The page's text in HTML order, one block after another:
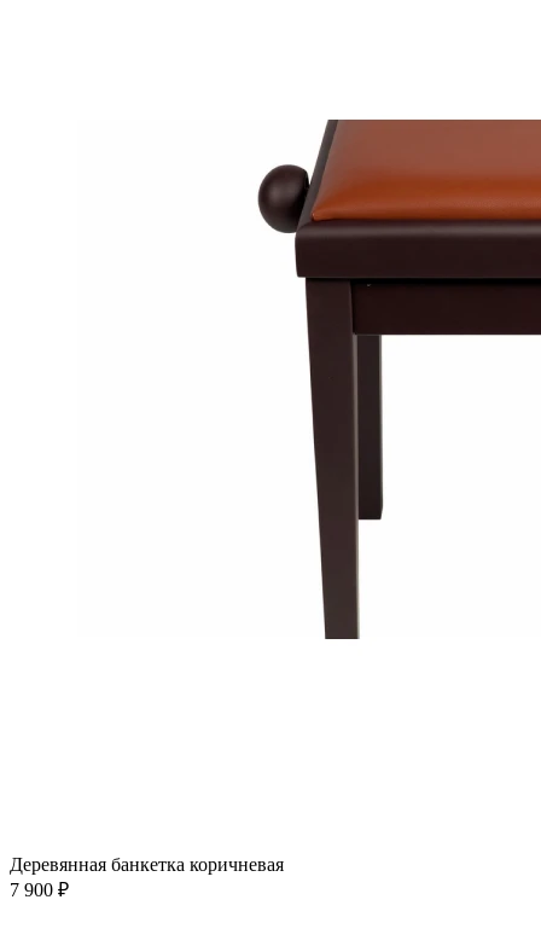
Деревянная банкетка коричневая
7 900 ₽